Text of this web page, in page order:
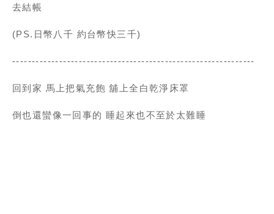
去結帳
(PS.日幣八千 約台幣快三千)
--------------------------------------------------------------
回到家 馬上把氣充飽 舖上全白乾淨床罩
倒也還蠻像一回事的 睡起來也不至於太難睡